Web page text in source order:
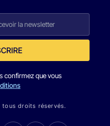
confirmez que vous
tous droits réservés.